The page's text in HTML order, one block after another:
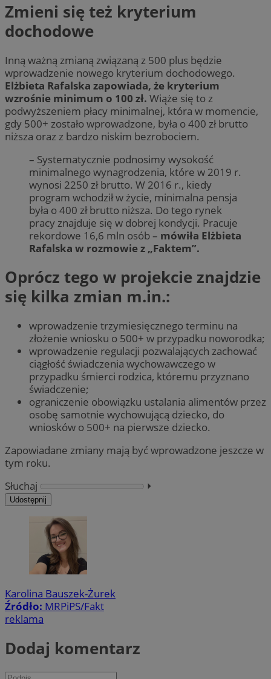
Zmieni się też kryterium
dochodowe
Inną ważną zmianą związaną z 500 plus będzie
wprowadzenie nowego kryterium dochodowego.
Elżbieta Rafalska zapowiada, że kryterium
wzrośnie minimum o 100 zł. Wiąże się to z
podwyższeniem płacy minimalnej, która w momencie,
gdy 500+ zostało wprowadzone, była o 400 zł brutto
niższa oraz z bardzo niskim bezrobociem.
– Systematycznie podnosimy wysokość
minimalnego wynagrodzenia, które w 2019 r.
wynosi 2250 zł brutto. W 2016 r., kiedy
program wchodził w życie, minimalna pensja
była o 400 zł brutto niższa. Do tego rynek
pracy znajduje się w dobrej kondycji. Pracuje
rekordowe 16,6 mln osób – mówiła Elżbieta
Rafalska w rozmowie z „Faktem”.
Oprócz tego w projekcie znajdzie
się kilka zmian m.in.:
wprowadzenie trzymiesięcznego terminu na
złożenie wniosku o 500+ w przypadku noworodka;
wprowadzenie regulacji pozwalających zachować
ciągłość świadczenia wychowawczego w
przypadku śmierci rodzica, któremu przyznano
świadczenie;
ograniczenie obowiązku ustalania alimentów przez
osobę samotnie wychowującą dziecko, do
wniosków o 500+ na pierwsze dziecko.
Zapowiadane zmiany mają być wprowadzone jeszcze w
tym roku.
Słuchaj
⏵︎
Udostępnij
Karolina Bauszek-Żurek
Źródło: MRPiPS/Fakt
reklama
Dodaj komentarz